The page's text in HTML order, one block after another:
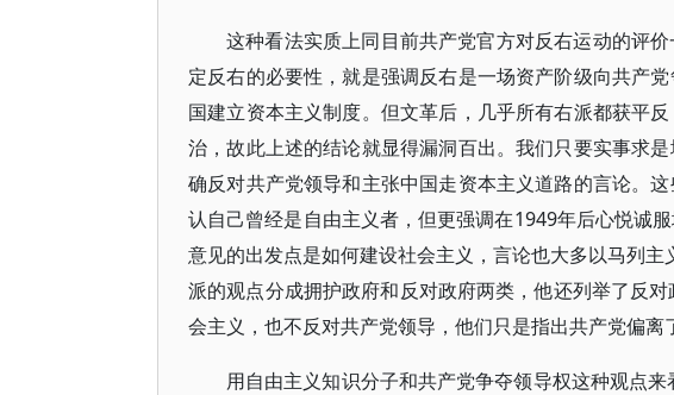
这种看法实质上同目前共产党官方对反右运动的评
定反右的必要性，就是强调反右是一场资产阶级向共产
国建立资本主义制度。但文革后，几乎所有右派都获平
治，故此上述的结论就显得漏洞百出。我们只要实事求
确反对共产党领导和主张中国走资本主义道路的言论。
认自己曾经是自由主义者，但更强调在1949年后心悦诚
意见的出发点是如何建设社会主义，言论也大多以马列
派的观点分成拥护政府和反对政府两类，他还列举了反
会主义，也不反对共产党领导，他们只是指出共产党偏离
用自由主义知识分子和共产党争夺领导权这种观点